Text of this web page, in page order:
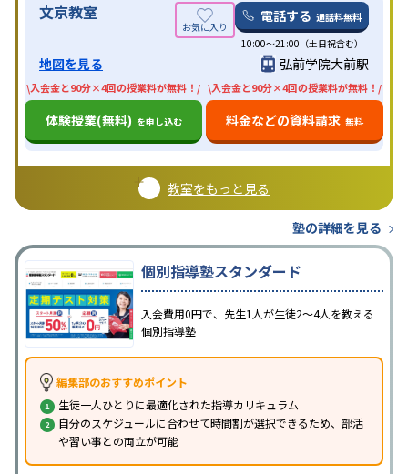
文京教室 電話する 通話料無料
10:00〜21:00（土日祝含む）
地図を見る 弘前学院大前駅
\入会金と90分×4回の授業料が無料！/
体験授業(無料) を申し込む
\入会金と90分×4回の授業料が無料！/
料金などの資料請求 無料
教室をもっと見る
塾の詳細を見る
個別指導塾スタンダード
入会費用0円で、先生1人が生徒2〜4人を教える
個別指導塾
編集部のおすすめポイント
生徒一人ひとりに最適化された指導カリキュラム
自分のスケジュールに合わせて時間割が選択できるため、部活
や習い事との両立が可能